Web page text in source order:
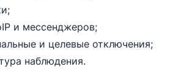
и мессенджеров;
и целевые отключения;
наблюдения.